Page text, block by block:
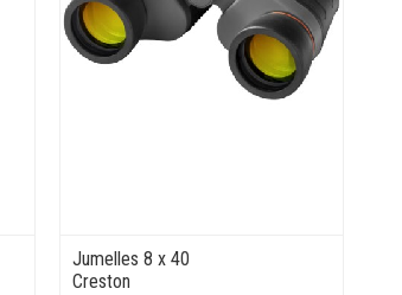
Jumelles 8 x 40
Creston